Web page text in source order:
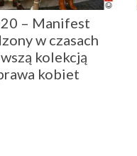
– Manifest
w czasach
kolekcją
kobiet